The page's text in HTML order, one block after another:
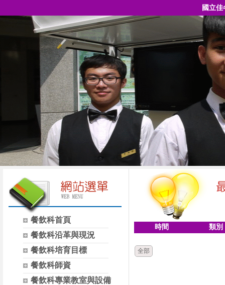
國立
餐飲科首頁
餐飲科沿革與現況
餐飲科培育目標
餐飲科師資
餐飲科專業教室與設備
時間 類別
全部